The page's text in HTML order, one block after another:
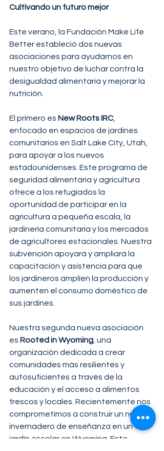
Cultivando un futuro mejor
Este verano, la Fundación Make Life
Better estableció dos nuevas
asociaciones para ayudarnos en
nuestro objetivo de luchar contra la
desigualdad alimentaria y mejorar la
nutrición.
El primero es New Roots IRC,
enfocado en espacios de jardines
comunitarios en Salt Lake City, Utah,
para apoyar a los nuevos
estadounidenses. Este programa de
seguridad alimentaria y agricultura
ofrece a los refugiados la
oportunidad de participar en la
agricultura a pequeña escala, la
jardinería comunitaria y los mercados
de agricultores estacionales. Nuestra
subvención apoyará y ampliará la
capacitación y asistencia para que
los jardineros amplíen la producción y
aumenten el consumo doméstico de
sus jardines.
Nuestra segunda nueva asociación
es Rooted in Wyoming , una
organización dedicada a crear
comunidades más resilientes y
autosuficientes a través de la
educación y el acceso a alimentos
frescos y locales. Recientemente nos
comprometimos a construir un nuevo
invernadero de enseñanza en un
jardín escolar en Wyoming. Este